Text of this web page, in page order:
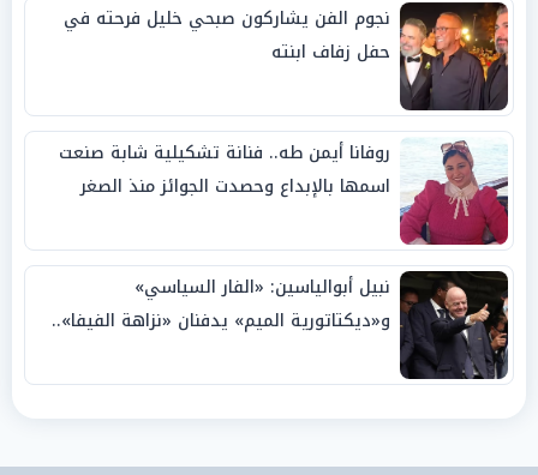
نجوم الفن يشاركون صبحي خليل فرحته في
حفل زفاف ابنته
روفانا أيمن طه.. فنانة تشكيلية شابة صنعت
اسمها بالإبداع وحصدت الجوائز منذ الصغر
نبيل أبوالياسين: «الفار السياسي»
و«ديكتاتورية الميم» يدفنان «نزاهة الفيفا»..